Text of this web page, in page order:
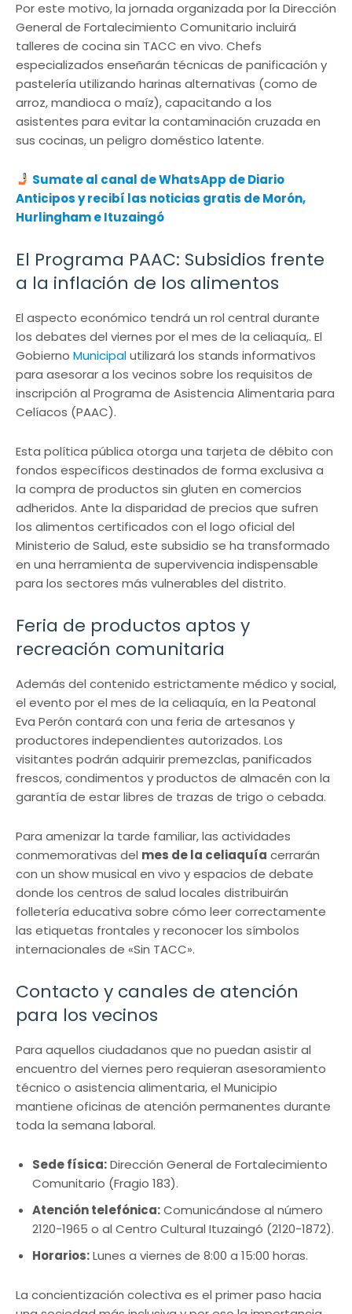
Por este motivo, la jornada organizada por la Dirección
General de Fortalecimiento Comunitario incluirá
talleres de cocina sin TACC en vivo. Chefs
especializados enseñarán técnicas de panificación y
pastelería utilizando harinas alternativas (como de
arroz, mandioca o maíz), capacitando a los
asistentes para evitar la contaminación cruzada en
sus cocinas, un peligro doméstico latente.
Sumate al canal de WhatsApp de Diario
Anticiposy recibí las noticias gratis de Morón,
Hurlingham e Ituzaingó
El Programa PAAC: Subsidios frente
a la inflación de los alimentos
El aspecto económico tendrá un rol central durante
los debates del viernes por el mes de la celiaquía,. El
Gobierno Municipalutilizará los stands informativos
para asesorar a los vecinos sobre los requisitos de
inscripción al Programa de Asistencia Alimentaria para
Celíacos (PAAC).
Esta política pública otorga una tarjeta de débito con
fondos específicos destinados de forma exclusiva a
la compra de productos sin gluten en comercios
adheridos. Ante la disparidad de precios que sufren
los alimentos certificados con el logo oficial del
Ministerio de Salud, este subsidio se ha transformado
en una herramienta de supervivencia indispensable
para los sectores más vulnerables del distrito.
Feria de productos aptos y
recreación comunitaria
Además del contenido estrictamente médico y social,
el evento por el mes de la celiaquía, en la Peatonal
Eva Perón contará con una feria de artesanos y
productores independientes autorizados. Los
visitantes podrán adquirir premezclas, panificados
frescos, condimentos y productos de almacén con la
garantía de estar libres de trazas de trigo o cebada.
Para amenizar la tarde familiar, las actividades
conmemorativas del mes de la celiaquía cerrarán
con un show musical en vivo y espacios de debate
donde los centros de salud locales distribuirán
folletería educativa sobre cómo leer correctamente
las etiquetas frontales y reconocer los símbolos
internacionales de «Sin TACC».
Contacto y canales de atención
para los vecinos
Para aquellos ciudadanos que no puedan asistir al
encuentro del viernes pero requieran asesoramiento
técnico o asistencia alimentaria, el Municipio
mantiene oficinas de atención permanentes durante
toda la semana laboral.
Sede física:Dirección General de Fortalecimiento
Comunitario (Fragio 183).
Atención telefónica:Comunicándose al número
2120-1965 o al Centro Cultural Ituzaingó (2120-1872).
Horarios:Lunes a viernes de 8:00 a 15:00 horas.
La concientización colectiva es el primer paso hacia